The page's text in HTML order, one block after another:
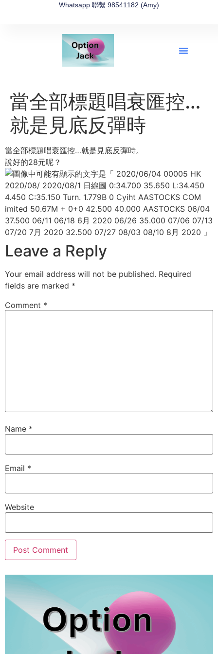
Whatsapp 聯繫 98541182 (Amy)
當全部標題唱衰匯控…
就是見底反彈時
當全部標題唱衰匯控…就是見底反彈時。
說好的28元呢？
Leave a Reply
Your email address will not be published. Required
fields are marked *
Comment *
Name *
Email *
Website